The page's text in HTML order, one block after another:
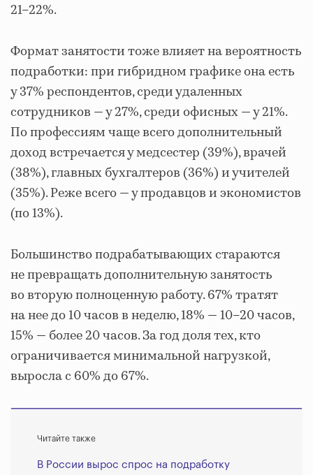
21–22%.
Формат занятости тоже влияет на вероятность
подработки: при гибридном графике она есть
у 37% респондентов, среди удаленных
сотрудников — у 27%, среди офисных — у 21%.
По профессиям чаще всего дополнительный
доход встречается у медсестер (39%), врачей
(38%), главных бухгалтеров (36%) и учителей
(35%). Реже всего — у продавцов и экономистов
(по 13%).
Большинство подрабатывающих стараются
не превращать дополнительную занятость
во вторую полноценную работу. 67% тратят
на нее до 10 часов в неделю, 18% — 10–20 часов,
15% — более 20 часов. За год доля тех, кто
ограничивается минимальной нагрузкой,
выросла с 60% до 67%.
Читайте также
В России вырос спрос на подработку